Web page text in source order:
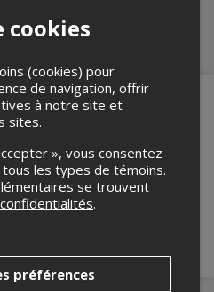
vous n'êtes pas un
ci-bas.
(cookies) pour
de navigation, offrir
à notre site et
sites.
», vous consentez
les types de témoins.
se trouvent
.
préférences